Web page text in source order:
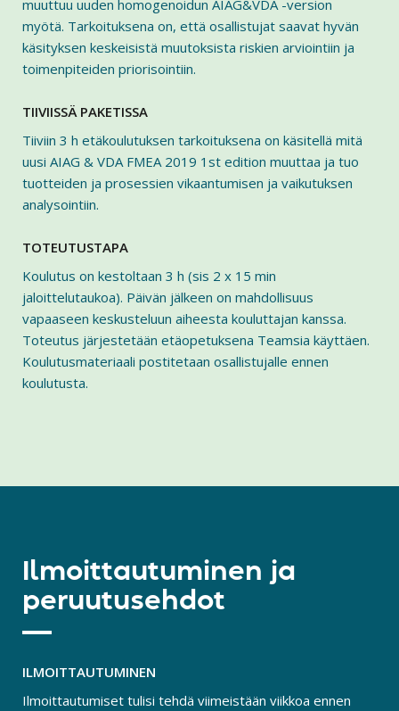
muuttuu uuden homogenoidun AIAG&VDA -version
myötä. Tarkoituksena on, että osallistujat saavat hyvän
käsityksen keskeisistä muutoksista riskien arviointiin ja
toimenpiteiden priorisointiin.
TIIVIISSÄ PAKETISSA
Tiiviin 3 h etäkoulutuksen tarkoituksena on käsitellä mitä
uusi AIAG & VDA FMEA 2019 1st edition muuttaa ja tuo
tuotteiden ja prosessien vikaantumisen ja vaikutuksen
analysointiin.
TOTEUTUSTAPA
Koulutus on kestoltaan 3 h (sis 2 x 15 min
jaloittelutaukoa). Päivän jälkeen on mahdollisuus
vapaaseen keskusteluun aiheesta kouluttajan kanssa.
Toteutus järjestetään etäopetuksena Teamsia käyttäen.
Koulutusmateriaali postitetaan osallistujalle ennen
koulutusta.
Ilmoittautuminen ja
peruutusehdot
ILMOITTAUTUMINEN
Ilmoittautumiset tulisi tehdä viimeistään viikkoa ennen